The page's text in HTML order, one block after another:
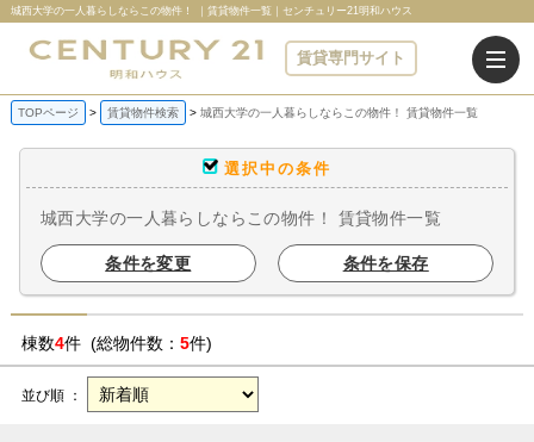
城西大学の一人暮らしならこの物件！ ｜賃貸物件一覧｜センチュリー21明和ハウス
賃貸専門サイト
TOPページ 賃貸物件検索 城西大学の一人暮らしならこの物件！ 賃貸物件一覧
選択中の条件
城西大学の一人暮らしならこの物件！ 賃貸物件一覧
条件を変更 条件を保存
棟数4件 (総物件数： 5件)
並び順 ：